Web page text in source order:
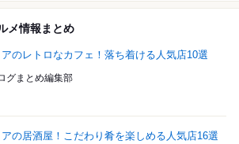
メ情報まとめ
のレトロなカフェ！落ち着ける人気店10選
グまとめ編集部
の居酒屋！こだわり肴を楽しめる人気店16選